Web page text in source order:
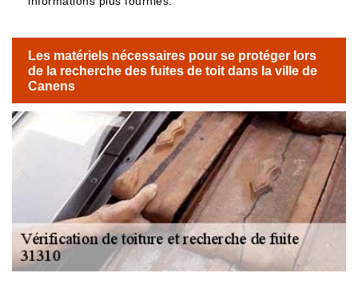
Les matériels nécessaires pour se protéger lors
de la recherche des fuites de toit dans la ville de
Canens